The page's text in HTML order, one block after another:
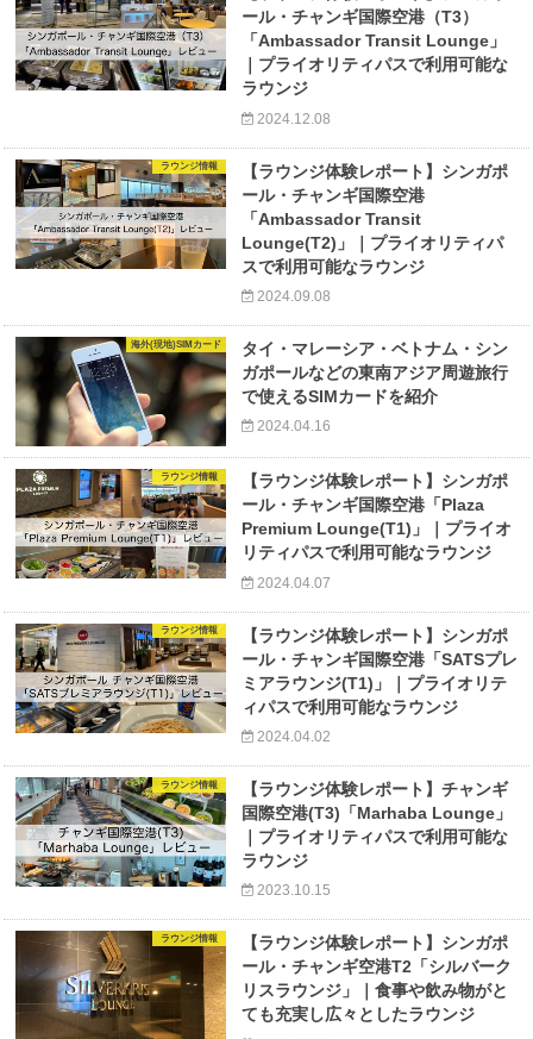
ール・チャンギ国際空港（T3）
「Ambassador Transit Lounge」
｜プライオリティパスで利用可能な
ラウンジ
2024.12.08
ラウンジ情報
【ラウンジ体験レポート】シンガポ
ール・チャンギ国際空港
「Ambassador Transit
Lounge(T2)」｜プライオリティパ
スで利用可能なラウンジ
2024.09.08
海外(現地)SIMカード
タイ・マレーシア・ベトナム・シン
ガポールなどの東南アジア周遊旅行
で使えるSIMカードを紹介
2024.04.16
ラウンジ情報
【ラウンジ体験レポート】シンガポ
ール・チャンギ国際空港「Plaza
Premium Lounge(T1)」｜プライオ
リティパスで利用可能なラウンジ
2024.04.07
ラウンジ情報
【ラウンジ体験レポート】シンガポ
ール・チャンギ国際空港「SATSプレ
ミアラウンジ(T1)」｜プライオリテ
ィパスで利用可能なラウンジ
2024.04.02
ラウンジ情報
【ラウンジ体験レポート】チャンギ
国際空港(T3)「Marhaba Lounge」
｜プライオリティパスで利用可能な
ラウンジ
2023.10.15
ラウンジ情報
【ラウンジ体験レポート】シンガポ
ール・チャンギ空港T2「シルバーク
リスラウンジ」｜食事や飲み物がと
ても充実し広々としたラウンジ